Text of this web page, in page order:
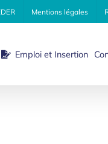
Mentions légales
Emploi et Insertion